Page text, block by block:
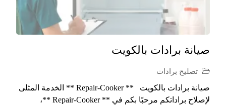
صيانة برادات بالكويت
تصليح برادات
صيانة برادات بالكويت ** Repair-Cooker ** الخدمة المثلى
لإصلاح براداتكم مرحبًا بكم في ** Repair-Cooker **،